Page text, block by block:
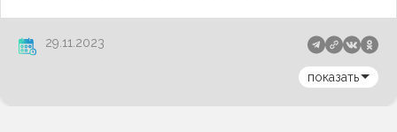
29.11.2023
показать